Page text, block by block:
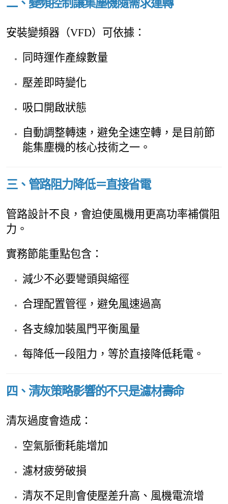
二、變頻控制讓集塵機隨需求運轉
安裝變頻器（VFD）可依據：
同時運作產線數量
壓差即時變化
吸口開啟狀態
自動調整轉速，避免全速空轉，是目前節
能集塵機的核心技術之一。
三、管路阻力降低＝直接省電
管路設計不良，會迫使風機用更高功率補償阻
力。
實務節能重點包含：
減少不必要彎頭與縮徑
合理配置管徑，避免風速過高
各支線加裝風門平衡風量
每降低一段阻力，等於直接降低耗電。
四、清灰策略影響的不只是濾材壽命
清灰過度會造成：
空氣脈衝耗能增加
濾材疲勞破損
清灰不足則會使壓差升高、風機電流增